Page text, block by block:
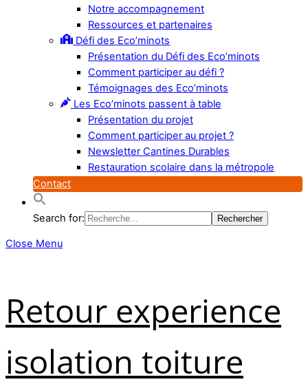
Notre accompagnement
Ressources et partenaires
Défi des Eco’minots
Présentation du Défi des Eco’minots
Comment participer au défi ?
Témoignages des Eco’minots
Les Eco’minots passent à table
Présentation du projet
Comment participer au projet ?
Newsletter Cantines Durables
Restauration scolaire dans la métropole
Contact
Search for:
Close Menu
Retour experience
isolation toiture